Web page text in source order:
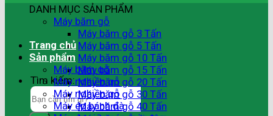
Tìm kiếm:
DANH MỤC SẢN PHẨM
Máy băm gỗ
Máy băm gỗ 3 Tấn
Máy băm gỗ 5 Tấn
Máy băm gỗ 10 Tấn
Máy băm gỗ 15 Tấn
Máy băm gỗ 20 Tấn
Máy băm gỗ 30 Tấn
Máy băm gỗ 40 Tấn
Trang chủ
Sản phẩm
Máy băm gỗ
Máy nghiền gỗ
Máy nghiền gỗ
Máy ép bánh đà